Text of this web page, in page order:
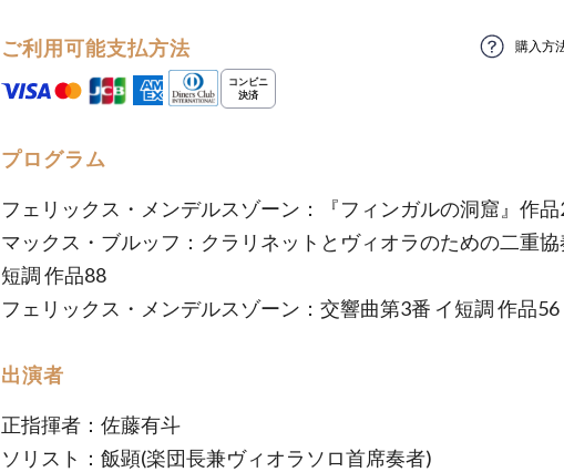
ご利用可能支払方法 購入方
プログラム
フェリックス・メンデルスゾーン：『フィンガルの洞窟』作品
マックス・ブルッフ：クラリネットとヴィオラのための二重協
短調 作品88
フェリックス・メンデルスゾーン：交響曲第3番 イ短調 作品56
出演者
正指揮者：佐藤有斗
​ソリスト：飯顕(楽団長兼ヴィオラソロ首席奏者)